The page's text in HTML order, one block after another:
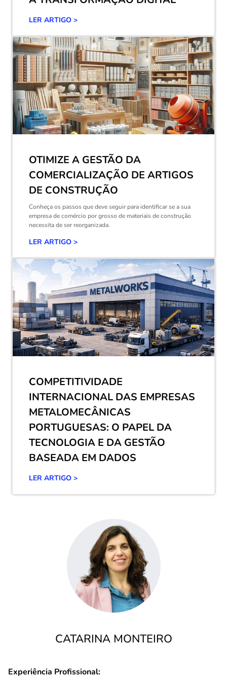
LER ARTIGO >
OTIMIZE A GESTÃO DA
COMERCIALIZAÇÃO DE ARTIGOS
DE CONSTRUÇÃO
Conheça os passos que deve seguir para identificar se a sua
empresa de comércio por grosso de materiais de construção
necessita de ser reorganizada.
LER ARTIGO >
COMPETITIVIDADE
INTERNACIONAL DAS EMPRESAS
METALOMECÂNICAS
PORTUGUESAS: O PAPEL DA
TECNOLOGIA E DA GESTÃO
BASEADA EM DADOS
LER ARTIGO >
CATARINA MONTEIRO
Experiência Profissional: